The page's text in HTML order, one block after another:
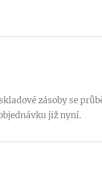
zásoby se
již nyní.